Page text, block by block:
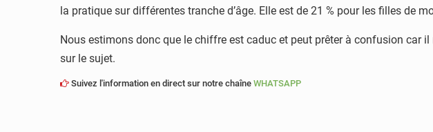
la pratique sur différentes tranche d’âge. Elle est de 21 % pour les filles de
Nous estimons donc que le chiffre est caduc et peut prêter à confusion car
sur le sujet.
Suivez l'information en direct sur notre chaîne WHATSAPP